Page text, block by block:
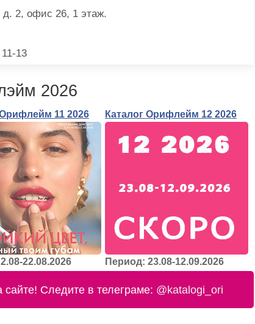
д. 2, офис 26, 1 этаж.
13
2026
Орифлейм 11 2026
22.08.2026
Каталог Орифлейм 12 2026
Период: 23.08-12.09.2026
Следите в телеграме: @katalogi_ori